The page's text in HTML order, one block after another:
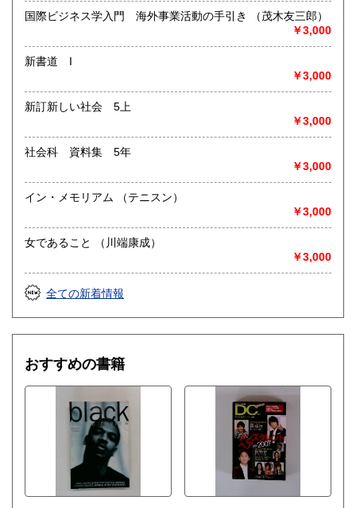
国際ビジネス学入門 海外事業活動の手引き （茂木友三郎）
￥3,000
新書道 I
￥3,000
新訂新しい社会 5上
￥3,000
社会科 資料集 5年
￥3,000
イン・メモリアム （テニスン）
￥3,000
女であること （川端康成）
￥3,000
全ての新着情報
おすすめの書籍